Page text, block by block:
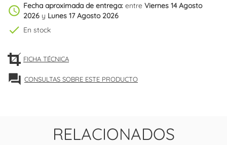
schedule Fecha aproximada de entrega: entre Viernes 14 Agosto
2026 y Lunes 17 Agosto 2026
check En stock
FICHA TÉCNICA
forum CONSULTAS SOBRE ESTE PRODUCTO
RELACIONADOS